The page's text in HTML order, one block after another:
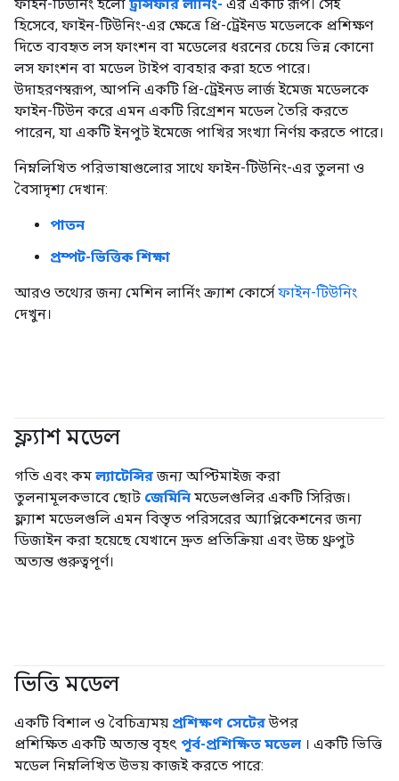
ফাইন-টিউনিং হলো ট্রান্সফার লার্নিং- এর একটি রূপ। সেই
হিসেবে, ফাইন-টিউনিং-এর ক্ষেত্রে প্রি-ট্রেইনড মডেলকে প্রশিক্ষণ
দিতে ব্যবহৃত লস ফাংশন বা মডেলের ধরনের চেয়ে ভিন্ন কোনো
লস ফাংশন বা মডেল টাইপ ব্যবহার করা হতে পারে।
উদাহরণস্বরূপ, আপনি একটি প্রি-ট্রেইনড লার্জ ইমেজ মডেলকে
ফাইন-টিউন করে এমন একটি রিগ্রেশন মডেল তৈরি করতে
পারেন, যা একটি ইনপুট ইমেজে পাখির সংখ্যা নির্ণয় করতে পারে।
নিম্নলিখিত পরিভাষাগুলোর সাথে ফাইন-টিউনিং-এর তুলনা ও
বৈসাদৃশ্য দেখান:
পাতন
প্রম্পট-ভিত্তিক শিক্ষা
আরও তথ্যের জন্য মেশিন লার্নিং ক্র্যাশ কোর্সে ফাইন-টিউনিং
দেখুন।
ফ্ল্যাশ মডেল
গতি এবং কম ল্যাটেন্সিরজন্য অপ্টিমাইজ করা
তুলনামূলকভাবে ছোট জেমিনি মডেলগুলির একটি সিরিজ।
ফ্ল্যাশ মডেলগুলি এমন বিস্তৃত পরিসরের অ্যাপ্লিকেশনের জন্য
ডিজাইন করা হয়েছে যেখানে দ্রুত প্রতিক্রিয়া এবং উচ্চ থ্রুপুট
অত্যন্ত গুরুত্বপূর্ণ।
ভিত্তি মডেল
একটি বিশাল ও বৈচিত্র্যময় প্রশিক্ষণ সেটেরউপর
প্রশিক্ষিত একটি অত্যন্ত বৃহৎ পূর্ব-প্রশিক্ষিত মডেল । একটি ভিত্তি
মডেল নিম্নলিখিত উভয় কাজই করতে পারে: